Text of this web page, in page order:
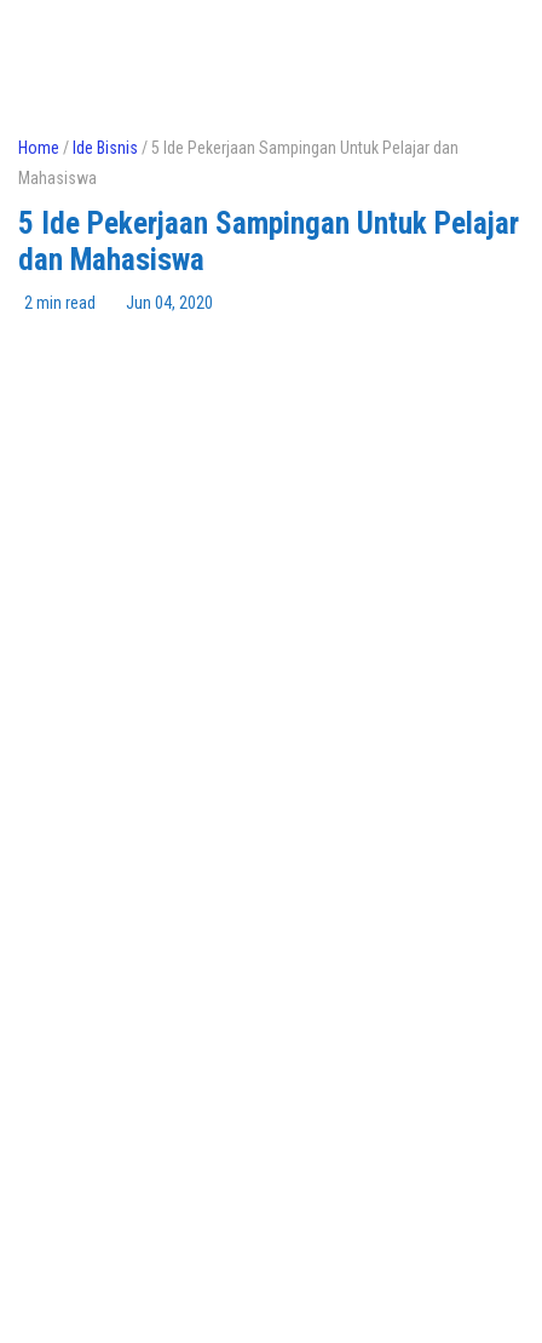
Home / Ide Bisnis / 5 Ide Pekerjaan Sampingan Untuk Pelajar dan
Mahasiswa
5 Ide Pekerjaan Sampingan Untuk Pelajar
dan Mahasiswa
2 min read Jun 04, 2020